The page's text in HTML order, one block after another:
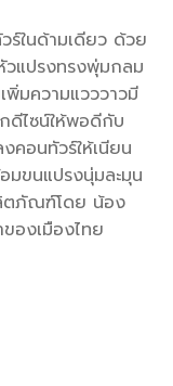
ร์ในด้ามเดียว ด้วย
แปรงทรงพุ่มกลม
พิ่มความแวววาวมี
ดีไซน์ให้พอดีกับ
คอนทัวร์ให้เนียน
มขนแปรงนุ่มละมุน
ตภัณฑ์โดย น้อง
องเมืองไทย